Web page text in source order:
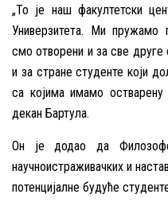
„То је наш факултетски
Универзитета. Ми
смо отворени и за све друге
и за стране студенте који
са којима имамо остварену
декан Бартула.
Он је додао да
научноистраживачких и
потенцијалне будуће